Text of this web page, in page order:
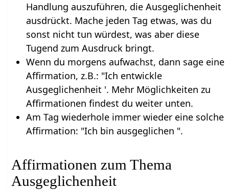
Handlung auszuführen, die Ausgeglichenheit
ausdrückt. Mache jeden Tag etwas, was du
sonst nicht tun würdest, was aber diese
Tugend zum Ausdruck bringt.
Wenn du morgens aufwachst, dann sage eine
Affirmation, z.B.: "Ich entwickle
Ausgeglichenheit '. Mehr Möglichkeiten zu
Affirmationen findest du weiter unten.
Am Tag wiederhole immer wieder eine solche
Affirmation: "Ich bin ausgeglichen ".
Affirmationen zum Thema
Ausgeglichenheit